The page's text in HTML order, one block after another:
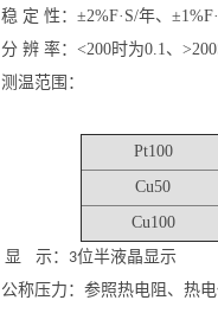
稳 定 性：±2%F·S/年、
分 辨 率： <200时为0.1、
测温范围：
Pt100
Cu50
Cu100
显 示：3位半液晶显示
公称压力：参照热电阻、热